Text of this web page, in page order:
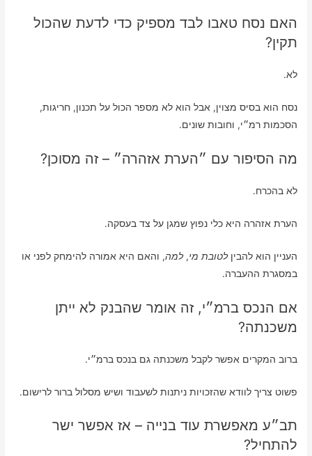
האם נסח טאבו לבד מספיק כדי לדעת שהכול
תקין?
לא.
נסח הוא בסיס מצוין, אבל הוא לא מספר הכול על תכנון, חריגות,
הסכמות רמ״י, וחובות שונים.
מה הסיפור עם ״הערת אזהרה״ – זה מסוכן?
לא בהכרח.
הערת אזהרה היא כלי נפוץ שמגן על צד בעסקה.
העניין הוא להביןלטובת מי,למה, והאם היא אמורה להימחק לפני או
במסגרת ההעברה.
אם הנכס ברמ״י, זה אומר שהבנק לא ייתן
משכנתה?
ברוב המקרים אפשר לקבל משכנתה גם בנכס ברמ״י.
פשוט צריך לוודא שהזכויות ניתנות לשעבוד ושיש מסלול ברור לרישום.
תב״ע מאפשרת עוד בנייה – אז אפשר ישר
להתחיל?